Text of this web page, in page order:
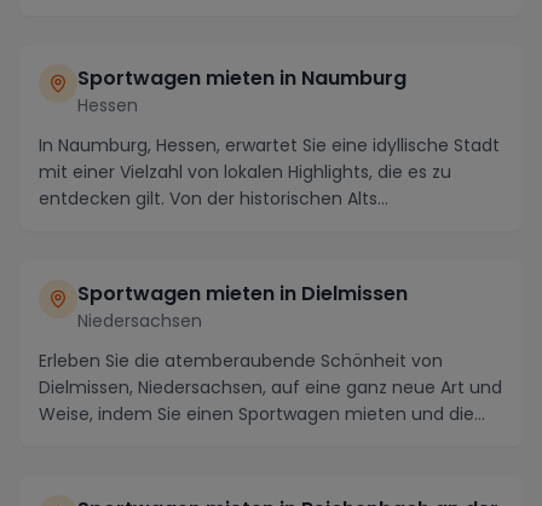
Sportwagen mieten in Naumburg
Hessen
In Naumburg, Hessen, erwartet Sie eine idyllische Stadt
mit einer Vielzahl von lokalen Highlights, die es zu
entdecken gilt. Von der historischen Alts...
Sportwagen mieten in Dielmissen
Niedersachsen
Erleben Sie die atemberaubende Schönheit von
Dielmissen, Niedersachsen, auf eine ganz neue Art und
Weise, indem Sie einen Sportwagen mieten und die